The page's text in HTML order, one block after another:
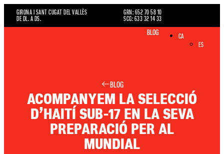
GIRONA I SANT CUGAT DEL VALLÈS
DE DL. A DS.
GRN: 652 70 58 10
SCG: 633 32 14 33
BLOG
CA
ES
BLOG
ACOMPANYEM LA SELECCIÓ
D’HAITÍ SUB-17 EN LA SEVA
PREPARACIÓ PER AL
MUNDIAL